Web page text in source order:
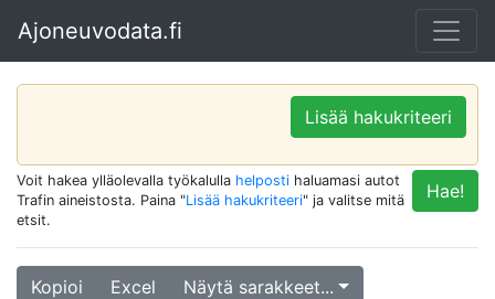
Ajoneuvodata.fi
Lisää hakukriteeri
Hae!
Voit hakea ylläolevalla työkalulla helposti haluamasi autot
Trafin aineistosta. Paina "Lisää hakukriteeri" ja valitse mitä
etsit.
Kopioi Excel Näytä sarakkeet...